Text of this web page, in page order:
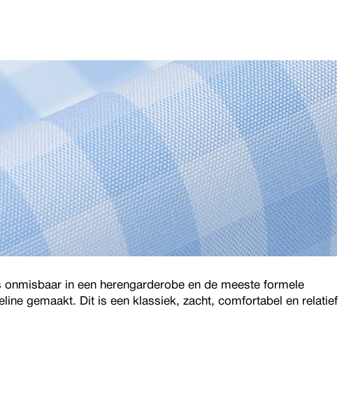
onmisbaar in een herengarderobe en de meeste formele
gemaakt. Dit is een klassiek, zacht, comfortabel en relatief